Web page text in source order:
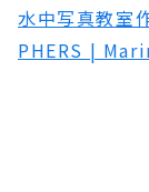
水中写真教室
PHERS |